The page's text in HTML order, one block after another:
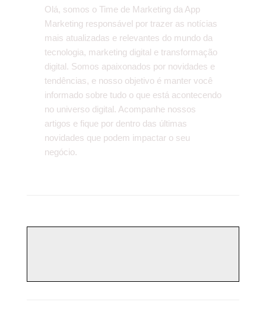
Olá, somos o Time de Marketing da App
Marketing responsável por trazer as notícias
mais atualizadas e relevantes do mundo da
tecnologia, marketing digital e transformação
digital. Somos apaixonados por novidades e
tendências, e nosso objetivo é manter você
informado sobre tudo o que está acontecendo
no universo digital. Acompanhe nossos
artigos e fique por dentro das últimas
novidades que podem impactar o seu
negócio.